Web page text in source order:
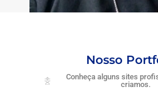
Nosso
Conheça alguns sites
criamos.